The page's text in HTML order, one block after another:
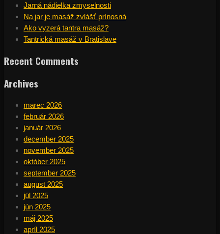
Jarná nádielka zmyselnosti
Na jar je masáž zvlášť prínosná
Ako vyzerá tantra masáž?
Tantrická masáž v Bratislave
Recent Comments
Archives
marec 2026
február 2026
január 2026
december 2025
november 2025
október 2025
september 2025
august 2025
júl 2025
jún 2025
máj 2025
apríl 2025